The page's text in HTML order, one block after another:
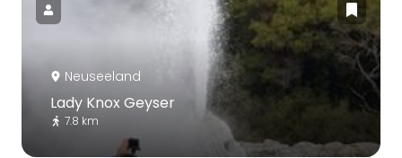
Neuseeland
Lady Knox Geyser
7.8 km